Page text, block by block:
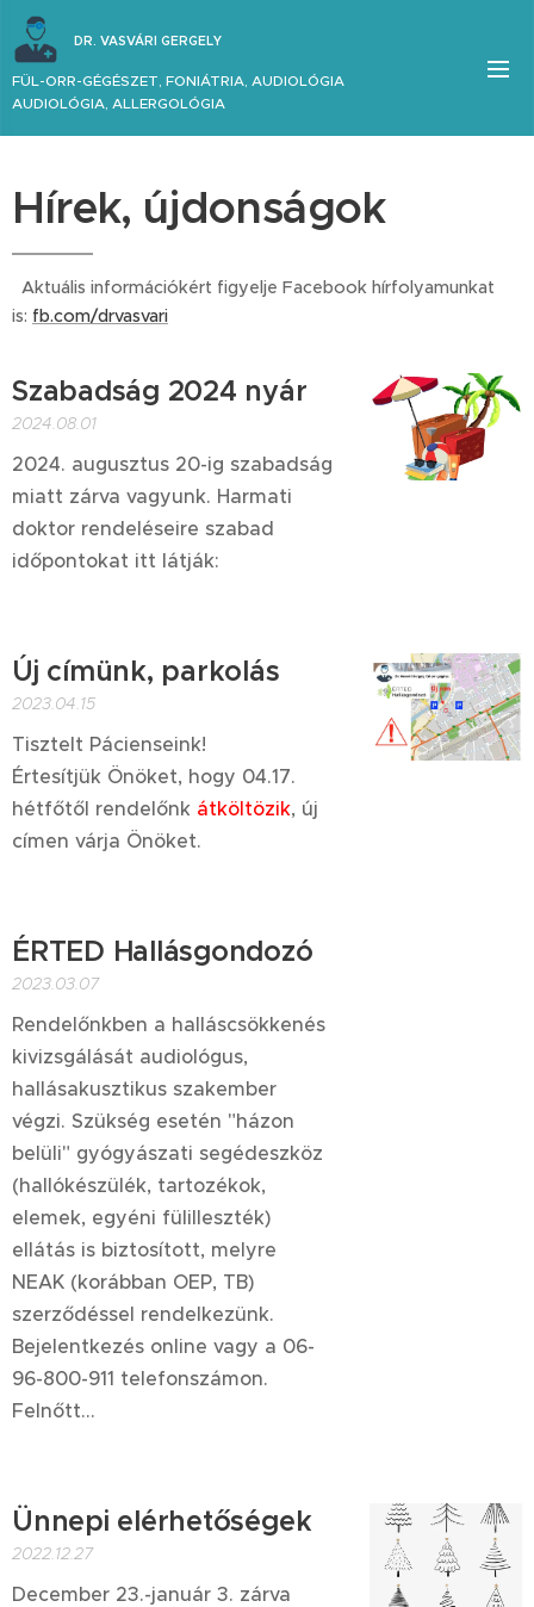
DR. VASVÁRI GERGELY
FÜL-ORR-GÉGÉSZET, FONIÁTRIA, AUDIOLÓGIA
AUDIOLÓGIA, ALLERGOLÓGIA
Hírek, újdonságok
Aktuális információkért figyelje Facebook hírfolyamunkat
is: fb.com/drvasvari
Szabadság 2024 nyár
2024.08.01
2024. augusztus 20-ig szabadság
miatt zárva vagyunk. Harmati
doktor rendeléseire szabad
időpontokat itt látják:
Új címünk, parkolás
2023.04.15
Tisztelt Pácienseink!
Értesítjük Önöket, hogy 04.17.
hétfőtől rendelőnk átköltözik, új
címen várja Önöket.
ÉRTED Hallásgondozó
2023.03.07
Rendelőnkben a halláscsökkenés
kivizsgálását audiológus,
hallásakusztikus szakember
végzi. Szükség esetén "házon
belüli" gyógyászati segédeszköz
(hallókészülék, tartozékok,
elemek, egyéni fülilleszték)
ellátás is biztosított, melyre
NEAK (korábban OEP, TB)
szerződéssel rendelkezünk.
Bejelentkezés online vagy a 06-
96-800-911 telefonszámon.
Felnőtt...
Ünnepi elérhetőségek
2022.12.27
December 23.-január 3. zárva